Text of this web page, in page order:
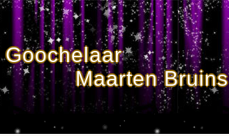
Goochelaar
Maarten Bruins